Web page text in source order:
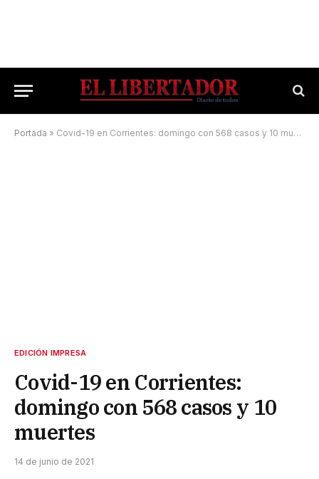
Portada » Covid-19 en Corrientes: domingo con 568 casos y 10 muertes
EDICIÓN IMPRESA
Covid-19 en Corrientes:
domingo con 568 casos y 10
muertes
14 de junio de 2021